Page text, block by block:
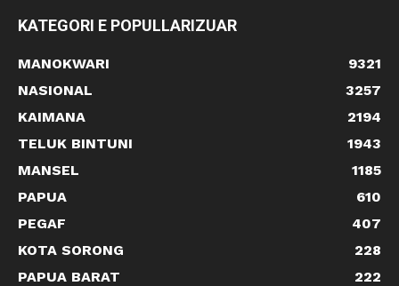
KATEGORI E POPULLARIZUAR
MANOKWARI
9321
NASIONAL
3257
KAIMANA
2194
TELUK BINTUNI
1943
MANSEL
1185
PAPUA
610
PEGAF
407
KOTA SORONG
228
PAPUA BARAT
222